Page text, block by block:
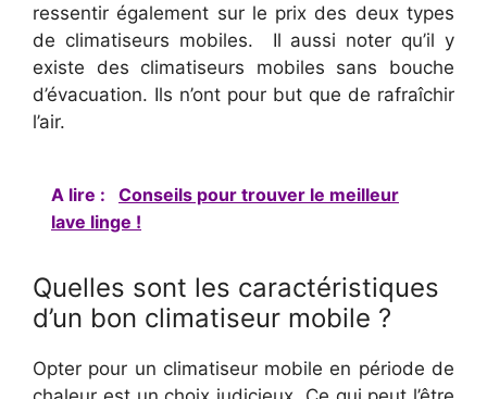
ressentir également sur le prix des deux types
de climatiseurs mobiles. Il aussi noter qu’il y
existe des climatiseurs mobiles sans bouche
d’évacuation. Ils n’ont pour but que de rafraîchir
l’air.
A lire :
Conseils pour trouver le meilleur
lave linge !
Quelles sont les caractéristiques
d’un bon climatiseur mobile ?
Opter pour un climatiseur mobile en période de